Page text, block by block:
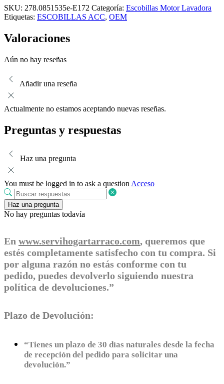
SKU: 278.0851535e-E172 Categoría: Escobillas Motor Lavadora
Etiquetas: ESCOBILLAS ACC, OEM
Valoraciones
Aún no hay reseñas
Añadir una reseña
Actualmente no estamos aceptando nuevas reseñas.
Preguntas y respuestas
Haz una pregunta
You must be logged in to ask a question Acceso
Haz una pregunta
No hay preguntas todavía
En www.servihogartarraco.com, queremos que
estés completamente satisfecho con tu compra. Si
por alguna razón no estás conforme con tu
pedido, puedes devolverlo siguiendo nuestra
política de devoluciones.”
Plazo de Devolución:
“Tienes un plazo de 30 días naturales desde la fecha
de recepción del pedido para solicitar una
devolución.”